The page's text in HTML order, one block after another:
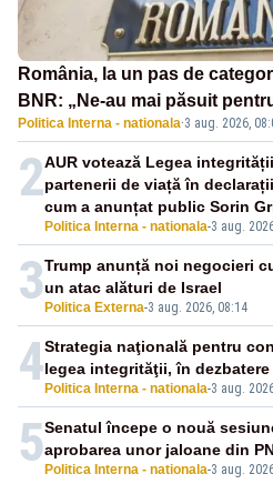
România, la un pas de
BNR: „Ne-au mai păsuit
Politica Interna - nationala·3 aug. 2026,
2
Politica Interna - nationala-3 aug.
AUR votează Legea
partenerii de viață în
cum a anunțat public Sorin
incompatibil sau în conflict
din funcție: fără excepții!
3 Politica Externa-3 aug. 2026, 08:14
Trump anunță noi negocieri
un atac alături de Israel
4 Politica Interna - nationala-3 aug.
Strategia naţională pentru
legea integrităţii, în dezbatere
5 Politica Interna - nationala-3 aug.
Senatul începe o nouă
aprobarea unor jaloane din